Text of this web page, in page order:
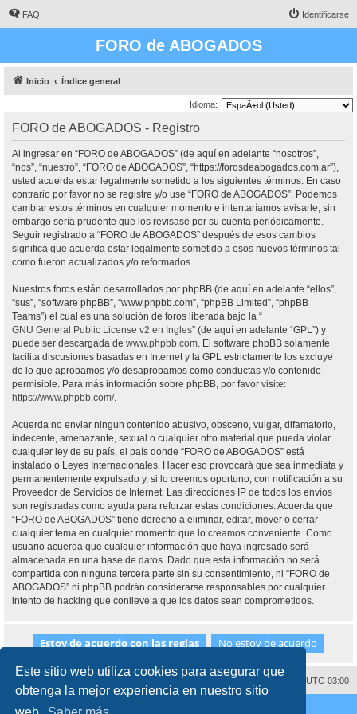
Este sitio web utiliza cookies para asegurar que
obtenga la mejor experiencia en nuestro sitio
FAQ Identificarse
FORO de ABOGADOS
Inicio Índice general
Idioma:
FORO de ABOGADOS - Registro
Al ingresar en “FORO de ABOGADOS” (de aquí en adelante “nosotros”,
“nos”, “nuestro”, “FORO de ABOGADOS”, “https://forosdeabogados.com.ar”),
usted acuerda estar legalmente sometido a los siguientes términos. En caso
contrario por favor no se registre y/o use “FORO de ABOGADOS”. Podemos
cambiar estos términos en cualquier momento e intentaríamos avisarle, sin
embargo sería prudente que los revisase por su cuenta periódicamente.
Seguir registrado a “FORO de ABOGADOS” después de esos cambios
significa que acuerda estar legalmente sometido a esos nuevos términos tal
como fueron actualizados y/o reformados.
Nuestros foros están desarrollados por phpBB (de aquí en adelante “ellos”,
“sus”, “software phpBB”, “www.phpbb.com”, “phpBB Limited”, “phpBB
Teams”) el cual es una solución de foros liberada bajo la “
GNU General Public License v2 en Ingles” (de aquí en adelante “GPL”) y
puede ser descargada de www.phpbb.com. El software phpBB solamente
facilita discusiones basadas en Internet y la GPL estrictamente los excluye
de lo que aprobamos y/o desaprobamos como conductas y/o contenido
permisible. Para más información sobre phpBB, por favor visite:
https://www.phpbb.com/.
Acuerda no enviar ningun contenido abusivo, obsceno, vulgar, difamatorio,
indecente, amenazante, sexual o cualquier otro material que pueda violar
cualquier ley de su país, el país donde “FORO de ABOGADOS” está
instalado o Leyes Internacionales. Hacer eso provocará que sea inmediata y
permanentemente expulsado y, si lo creemos oportuno, con notificación a su
Proveedor de Servicios de Internet. Las direcciones IP de todos los envíos
son registradas como ayuda para reforzar estas condiciones. Acuerda que
“FORO de ABOGADOS” tiene derecho a eliminar, editar, mover o cerrar
cualquier tema en cualquier momento que lo creamos conveniente. Como
usuario acuerda que cualquier información que haya ingresado será
almacenada en una base de datos. Dado que esta información no será
compartida con ninguna tercera parte sin su consentimiento, ni “FORO de
ABOGADOS” ni phpBB podrán considerarse responsables por cualquier
intento de hacking que conlleve a que los datos sean comprometidos.
Todos los horarios son UTC-03:00
Borrar cookies
Desarrollado por ® Forum Software © phpBB Limited